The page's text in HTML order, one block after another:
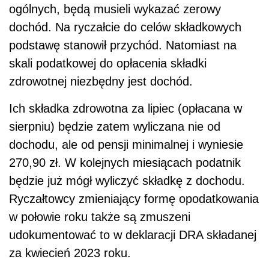
ogólnych, będą musieli wykazać zerowy
dochód. Na ryczałcie do celów składkowych
podstawę stanowił przychód. Natomiast na
skali podatkowej do opłacenia składki
zdrowotnej niezbędny jest dochód.
Ich składka zdrowotna za lipiec (opłacana w
sierpniu) będzie zatem wyliczana nie od
dochodu, ale od pensji minimalnej i wyniesie
270,90 zł. W kolejnych miesiącach podatnik
będzie już mógł wyliczyć składkę z dochodu.
Ryczałtowcy zmieniający formę opodatkowania
w połowie roku także są zmuszeni
udokumentować to w deklaracji DRA składanej
za kwiecień 2023 roku.